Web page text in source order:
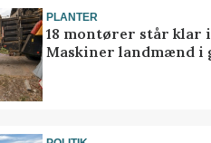
PLANTER
18 montører står klar
Maskiner landmænd i